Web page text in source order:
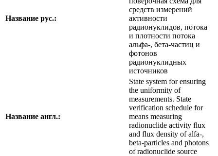
Название рус.:
средств измерений
активности
радионуклидов, потока
и плотности потока
альфа-, бета-частиц и
фотонов
радионуклидных
источников
Название англ.:
State system for ensuring
the uniformity of
measurements. State
verification schedule for
means measuring
radionuclide activity flux
and flux density of alfa-,
beta-particles and photons
of radionuclide source